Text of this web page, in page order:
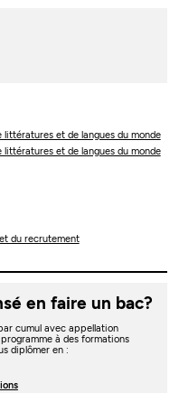
et de langues du monde
et de langues du monde
du recrutement
en faire un bac?
cumul avec appellation
à des formations
diplômer en :